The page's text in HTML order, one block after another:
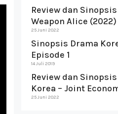
Review dan
Weapon Alice (2022)
25 Juni 2022
Sinopsis Drama
Episode 1
14 Juli 2019
Review dan
Korea – Joint
25 Juni 2022